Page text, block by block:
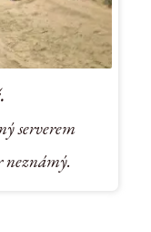
serverem
neznámý.